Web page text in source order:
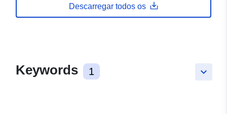
Descarregar todos os
keyboard_arrow_down
Keywords 1